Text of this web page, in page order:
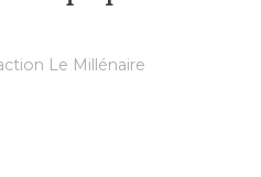
Le Millénaire